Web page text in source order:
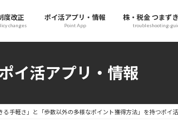
度改正
changes
ポイ活アプリ・情報
Point App
株・税金 つまず
troubleshooting-
イ活アプリ・情報
る手軽さ」と「歩数以外の多様なポイント獲得方法」を持つポイ